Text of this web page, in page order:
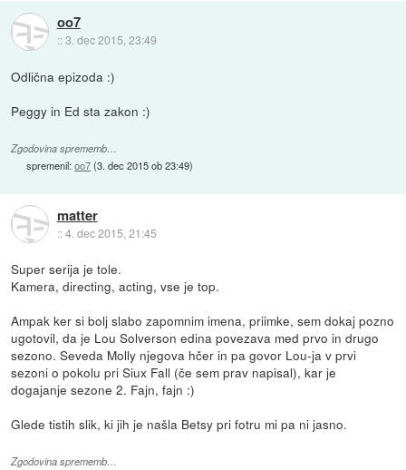
oo7
::3. dec 2015, 23:49
Odlična epizoda :)
Peggy in Ed sta zakon :)
Zgodovina sprememb…
spremenil:oo7(3. dec 2015 ob 23:49)
matter
::4. dec 2015, 21:45
Super serija je tole.
Kamera, directing, acting, vse je top.
Ampak ker si bolj slabo zapomnim imena, priimke, sem dokaj pozno
ugotovil, da je Lou Solverson edina povezava med prvo in drugo
sezono. Seveda Molly njegova hčer in pa govor Lou-ja v prvi
sezoni o pokolu pri Siux Fall (če sem prav napisal), kar je
dogajanje sezone 2. Fajn, fajn :)
Glede tistih slik, ki jih je našla Betsy pri fotru mi pa ni jasno.
Zgodovina sprememb…